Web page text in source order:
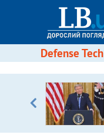
Defense Tech